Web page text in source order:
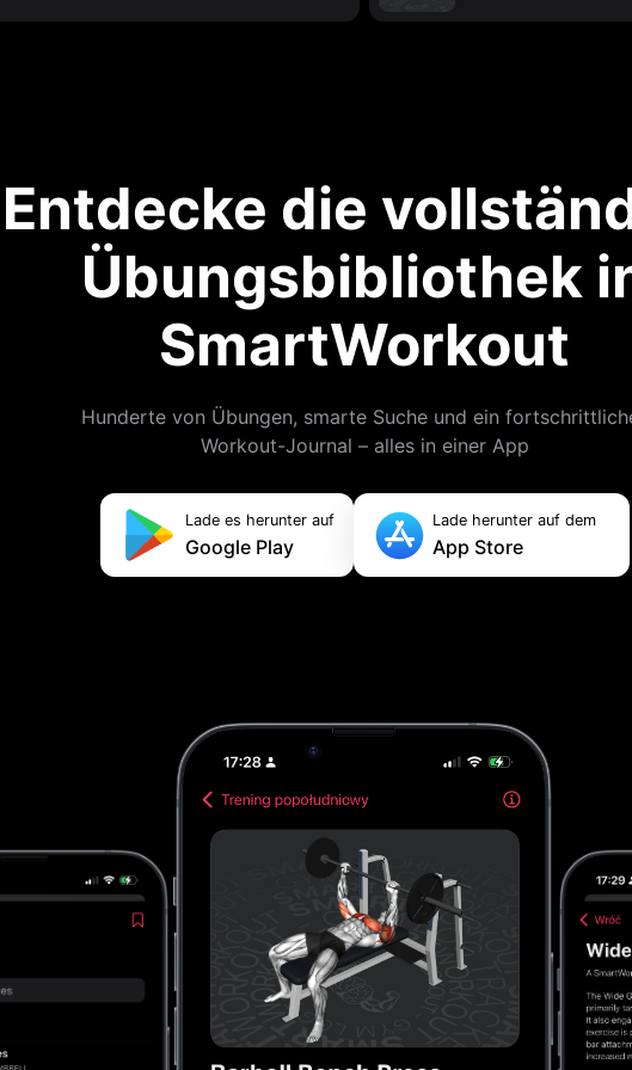
Entdecke die
Übungsbibliothek
SmartWorkout
Hunderte von Übungen, smarte Suche und ein
Workout-Journal – alles in einer App
Lade es herunter auf
Google Play
Lade herunter auf dem
App Store